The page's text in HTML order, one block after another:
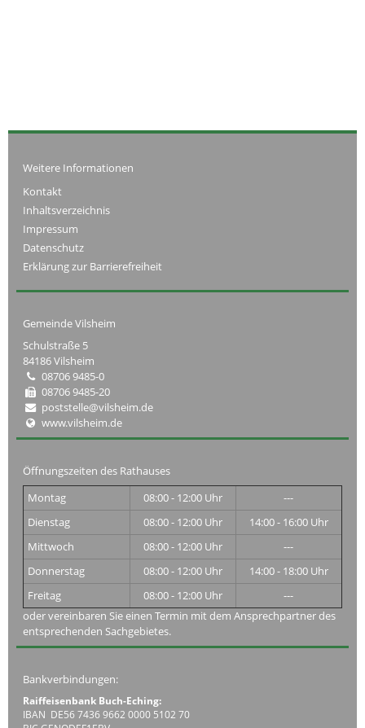
Weitere Informationen
Kontakt
Inhaltsverzeichnis
Impressum
Datenschutz
Erklärung zur Barrierefreiheit
Gemeinde Vilsheim
Schulstraße 5
84186 Vilsheim
08706 9485-0
08706 9485-20
poststelle@vilsheim.de
www.vilsheim.de
Öffnungszeiten des Rathauses
Montag
08:00 - 12:00 Uhr
---
Dienstag
08:00 - 12:00 Uhr
14:00 - 16:00 Uhr
Mittwoch
08:00 - 12:00 Uhr
---
Donnerstag
08:00 - 12:00 Uhr
14:00 - 18:00 Uhr
Freitag
08:00 - 12:00 Uhr
---
oder vereinbaren Sie einen Termin mit dem Ansprechpartner des
entsprechenden Sachgebietes.
Bankverbindungen:
Raiffeisenbank Buch-Eching:
IBAN DE56 7436 9662 0000 5102 70